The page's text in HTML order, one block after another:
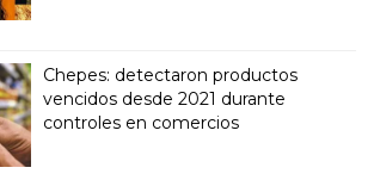
Chepes: detectaron productos
vencidos desde 2021 durante
controles en comercios